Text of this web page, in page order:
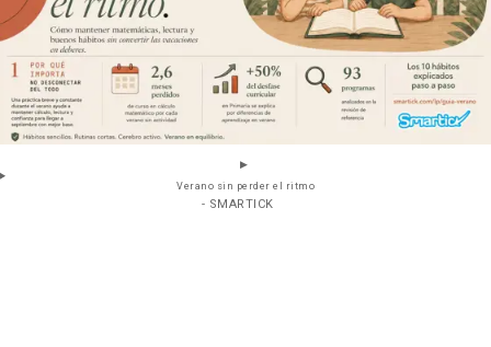
Verano sin perder el ritmo
- SMARTICK